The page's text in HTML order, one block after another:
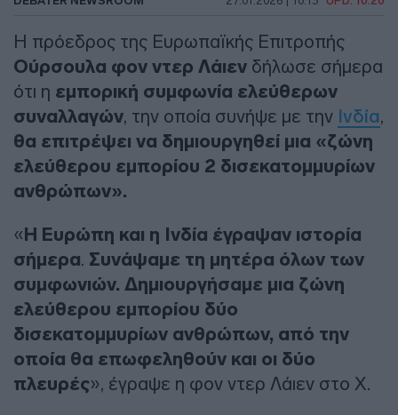
Η πρόεδρος της Ευρωπαϊκής Επιτροπής
Ούρσουλα φον ντερ Λάιεν δήλωσε σήμερα
ότι η εμπορική συμφωνία ελεύθερων
συναλλαγών, την οποία συνήψε με την Ινδία,
θα επιτρέψει να δημιουργηθεί μια «ζώνη
ελεύθερου εμπορίου 2 δισεκατομμυρίων
ανθρώπων».
« Η Ευρώπη και η Ινδία έγραψαν ιστορία
σήμερα. Συνάψαμε τη μητέρα όλων των
συμφωνιών. Δημιουργήσαμε μια ζώνη
ελεύθερου εμπορίου δύο
δισεκατομμυρίων ανθρώπων, από την
οποία θα επωφεληθούν και οι δύο
πλευρές», έγραψε η φον ντερ Λάιεν στο X.